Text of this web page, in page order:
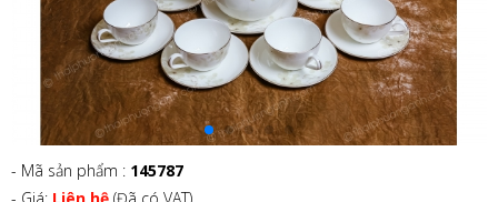
- Mã sản phẩm : 145787
- Giá: Liên hệ (Đã có VAT)